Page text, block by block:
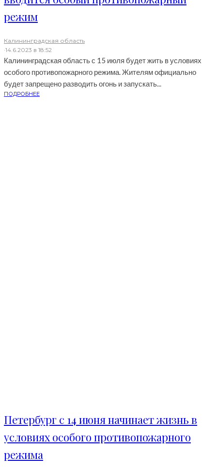
режим
Калининградская область
·14.6.2023 в 18:52
Калининградская область с 15 июля будет жить в условиях
особого противопожарного режима. Жителям официально
будет запрещено разводить огонь и запускать...
ПОДРОБНЕЕ
Петербург с 14 июня начинает жизнь в
условиях особого противопожарного
режима